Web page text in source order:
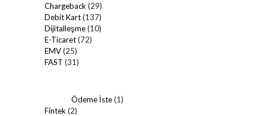
Chargeback (29)
Debit Kart(137)
Dijitalleşme(10)
E-Ticaret(72)
EMV(25)
FAST (31)
Ödeme İste(1)
Fintek (2)